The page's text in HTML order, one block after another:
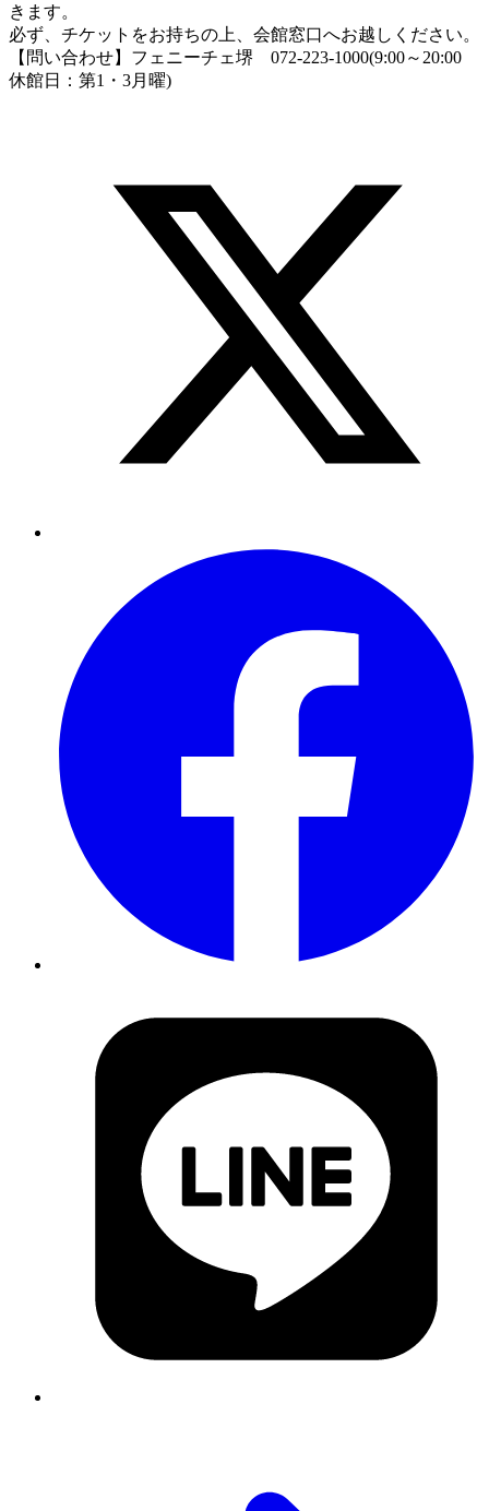
きます。
必ず、チケットをお持ちの上、会館窓口へお越しください。
【問い合わせ】フェニーチェ堺 072-223-1000(9:00～20:00
休館日：第1・3月曜)